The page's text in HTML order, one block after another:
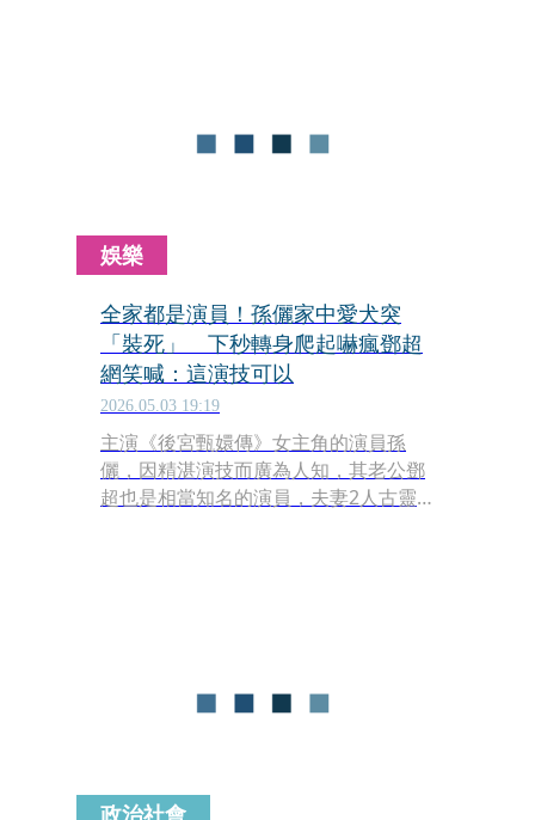
娛樂
全家都是演員！孫儷家中愛犬突
「裝死」 下秒轉身爬起嚇瘋鄧超
網笑喊：這演技可以
2026.05.03 19:19
主演《後宮甄嬛傳》女主角的演員孫
儷，因精湛演技而廣為人知，其老公鄧
超也是相當知名的演員，夫妻2人古靈
政治社會